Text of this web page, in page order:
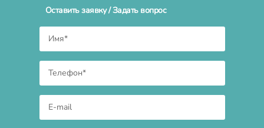
Оставить заявку / Задать вопрос